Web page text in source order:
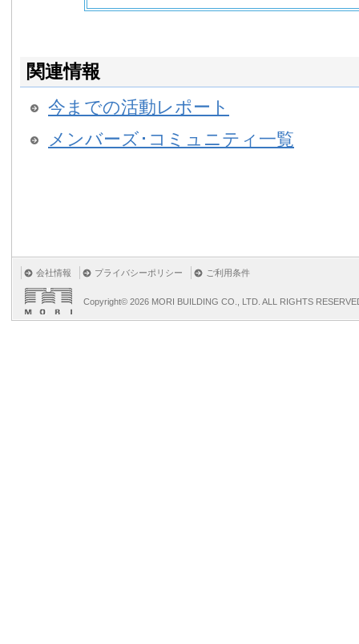
関連情報
今までの活動レポート
メンバーズ･コミュニティ一覧
会社情報 プライバシーポリシー ご利用条件
Copyright© 2026 MORI BUILDING CO., LTD. ALL RIGHTS